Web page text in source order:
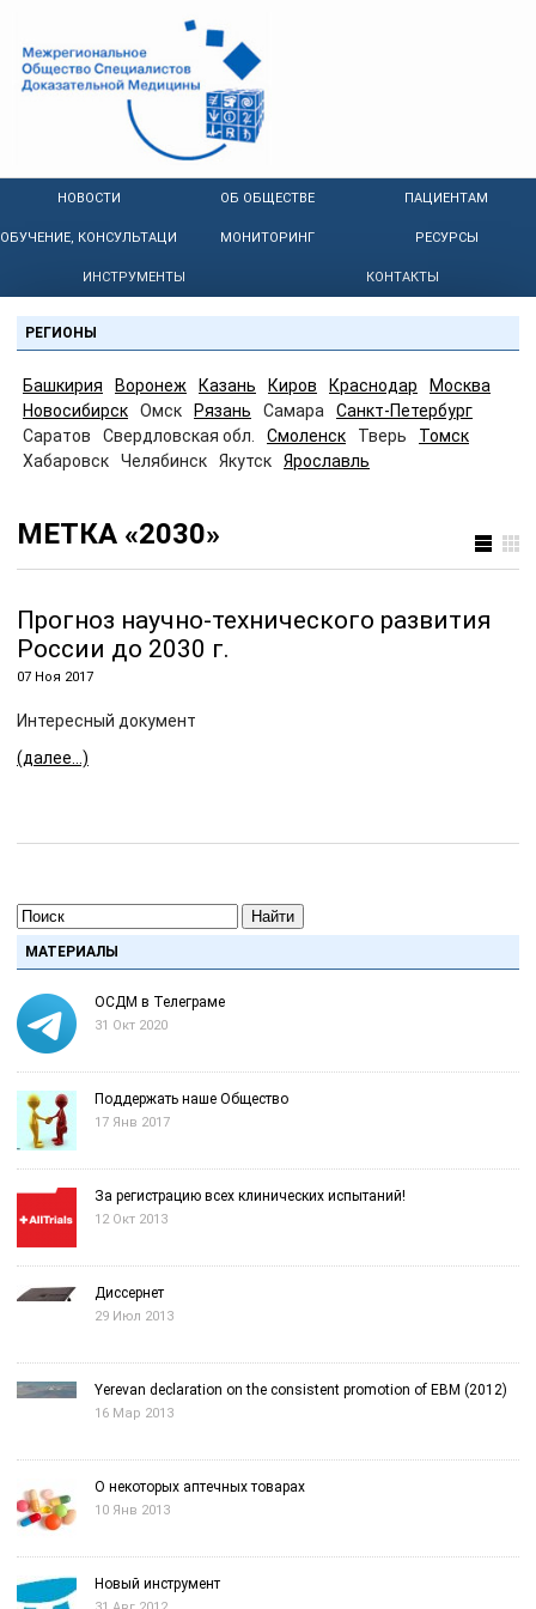
НОВОСТИ ОБ ОБЩЕСТВЕ ПАЦИЕНТАМ
ОБУЧЕНИЕ, КОНСУЛЬТАЦИИ МОНИТОРИНГ РЕСУРСЫ
ИНСТРУМЕНТЫ КОНТАКТЫ
РЕГИОНЫ
Башкирия Воронеж Казань Киров Краснодар
Москва
Новосибирск
Омск Рязань Самара
Санкт-Петербург
Саратов
Свердловская обл. Смоленск Тверь
Томск
Хабаровск
Челябинск Якутск Ярославль
МЕТКА «2030»
Прогноз научно-технического развития
России до 2030 г.
07 Ноя 2017
Интересный документ
(далее…)
Найти
МАТЕРИАЛЫ
ОСДМ в Телеграме
31 Окт 2020
Поддержать наше Общество
17 Янв 2017
За регистрацию всех клинических испытаний!
12 Окт 2013
Диссернет
29 Июл 2013
Yerevan declaration on the consistent promotion of EBM (2012)
16 Мар 2013
О некоторых аптечных товарах
10 Янв 2013
Новый инструмент